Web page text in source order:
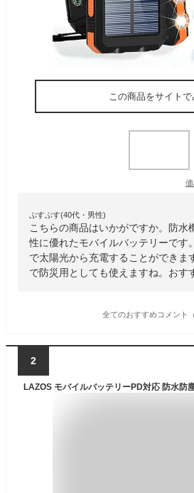
この商品をサイトで
ぷすぷす(40代・男性)
こちらの商品はいかがですか。防水
性に優れたモバイルバッテリーです
で太陽光から充電することができま
で防災用としても使えますね。おす
全てのおすすめコメント
2